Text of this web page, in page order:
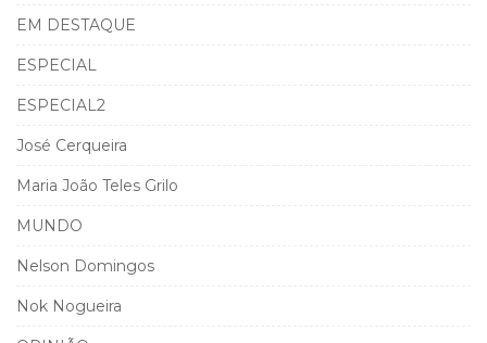
EM DESTAQUE
ESPECIAL
ESPECIAL2
José Cerqueira
Maria João Teles Grilo
MUNDO
Nelson Domingos
Nok Nogueira